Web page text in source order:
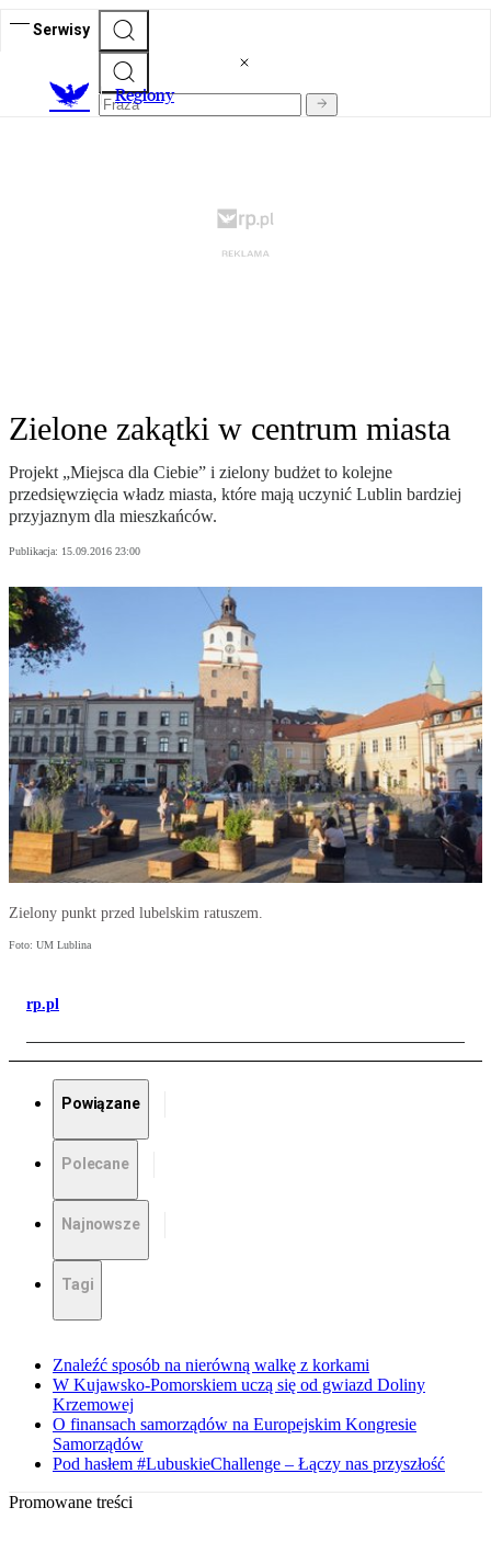
Serwisy
Regiony
Zielone zakątki w centrum miasta
Projekt „Miejsca dla Ciebie” i zielony budżet to kolejne
przedsięwzięcia władz miasta, które mają uczynić Lublin bardziej
przyjaznym dla mieszkańców.
Publikacja: 15.09.2016 23:00
Zielony punkt przed lubelskim ratuszem.
Foto: UM Lublina
rp.pl
Powiązane
Polecane
Najnowsze
Tagi
Znaleźć sposób na nierówną walkę z korkami
W Kujawsko-Pomorskiem uczą się od gwiazd Doliny
Krzemowej
O finansach samorządów na Europejskim Kongresie
Samorządów
Pod hasłem #LubuskieChallenge – Łączy nas przyszłość
Promowane treści